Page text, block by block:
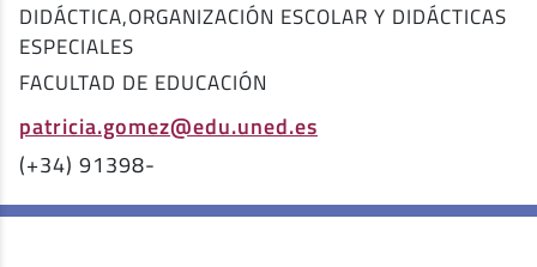
DIDÁCTICA,ORGANIZACIÓN ESCOLAR Y DIDÁCTICAS
ESPECIALES
FACULTAD DE EDUCACIÓN
patricia.gomez@edu.uned.es
(+34) 91398-